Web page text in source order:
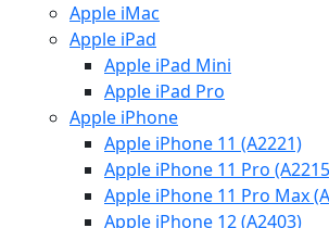
Apple iMac
Apple iPad
Apple iPad Mini
Apple iPad Pro
Apple iPhone
Apple iPhone 11 (A2221)
Apple iPhone 11 Pro
Apple iPhone 11 Pro Max
Apple iPhone 12 (A2403)